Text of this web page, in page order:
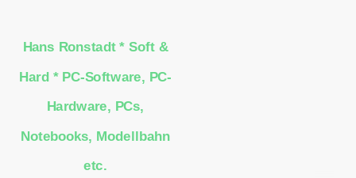
Hans Ronstadt * Soft &
Hard * PC-Software, PC-
Hardware, PCs,
Notebooks, Modellbahn
etc.